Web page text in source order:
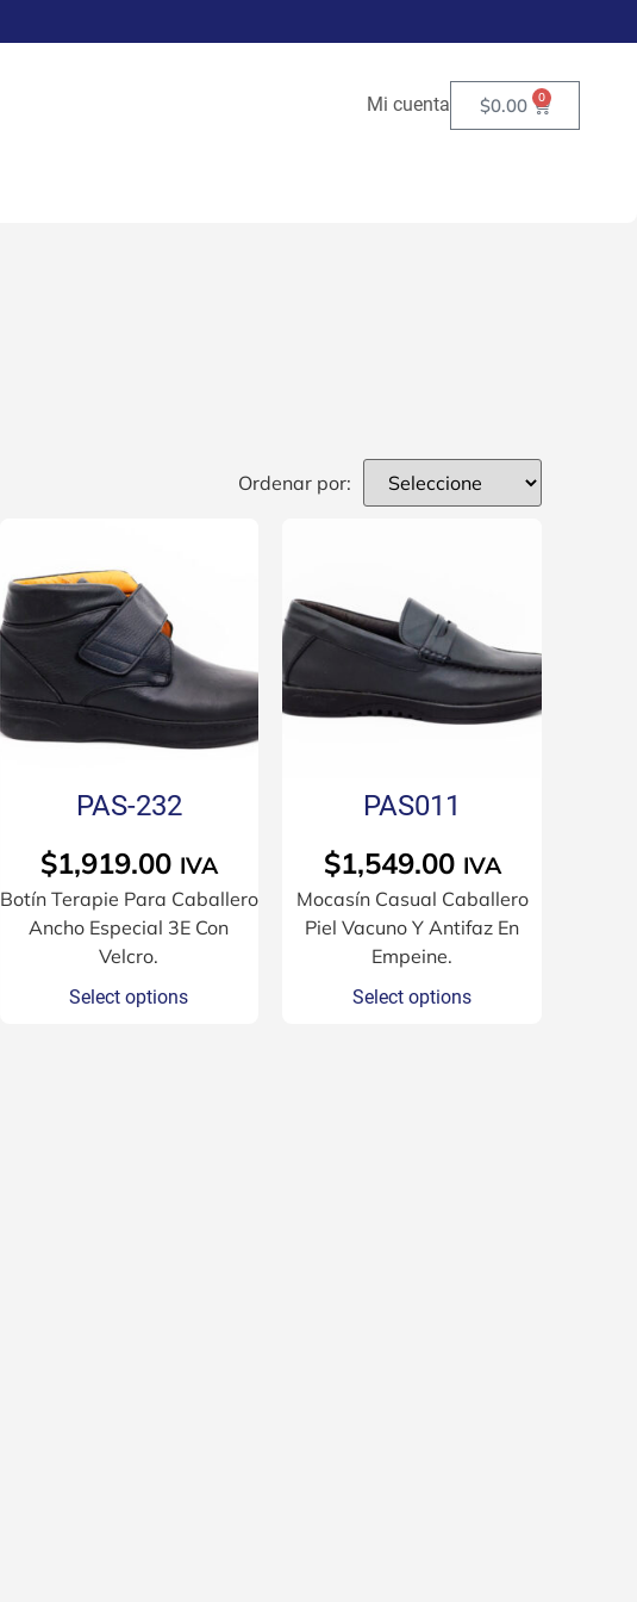
Mi cuenta $0.00 0
Ordenar por:
PAS-232
$1,919.00 IVA
Botín Terapie Para Caballero
Ancho Especial 3E Con
Velcro.
Select options
PAS011
$1,549.00 IVA
Mocasín Casual Caballero
Piel Vacuno Y Antifaz En
Empeine.
Select options